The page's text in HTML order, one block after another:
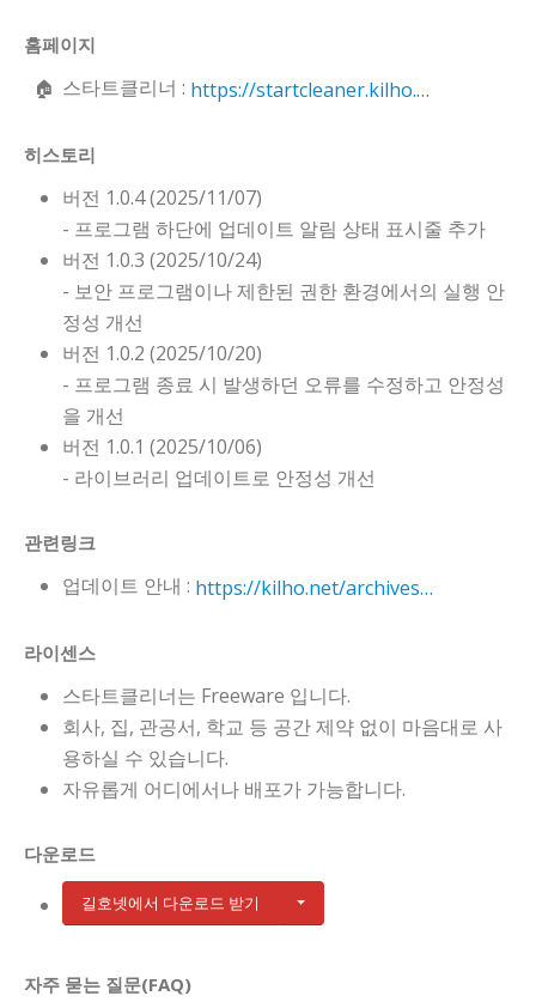
홈페이지
스타트클리너 : https://startcleaner.kilho.net
히스토리
버전 1.0.4 (2025/11/07)
- 프로그램 하단에 업데이트 알림 상태 표시줄 추가
버전 1.0.3 (2025/10/24)
- 보안 프로그램이나 제한된 권한 환경에서의 실행 안
정성 개선
버전 1.0.2 (2025/10/20)
- 프로그램 종료 시 발생하던 오류를 수정하고 안정성
을 개선
버전 1.0.1 (2025/10/06)
- 라이브러리 업데이트로 안정성 개선
관련링크
업데이트 안내 : https://kilho.net/archives/notice/2940
라이센스
스타트클리너는 Freeware 입니다.
회사, 집, 관공서, 학교 등 공간 제약 없이 마음대로 사
용하실 수 있습니다.
자유롭게 어디에서나 배포가 가능합니다.
다운로드
길호넷에서 다운로드 받기
자주 묻는 질문(FAQ)